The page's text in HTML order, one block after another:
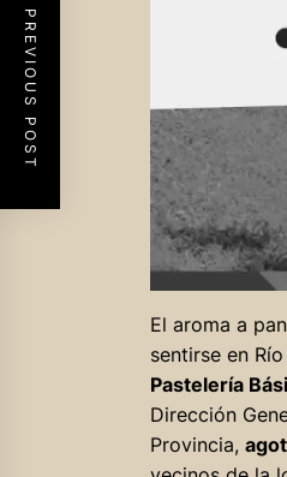
El aroma a
sentirse en
Pastelería
Dirección
Provincia,
PREVIOUS POST